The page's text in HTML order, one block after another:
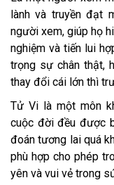
lành và truyền đạt
người xem, giúp họ
nghiệm và tiến lui
trọng sự chân thật,
thay đổi cái lớn thì
Tử Vi là một môn
cuộc đời đều được
đoán tương lai quá
phù hợp cho phép
yên và vui vẻ trong